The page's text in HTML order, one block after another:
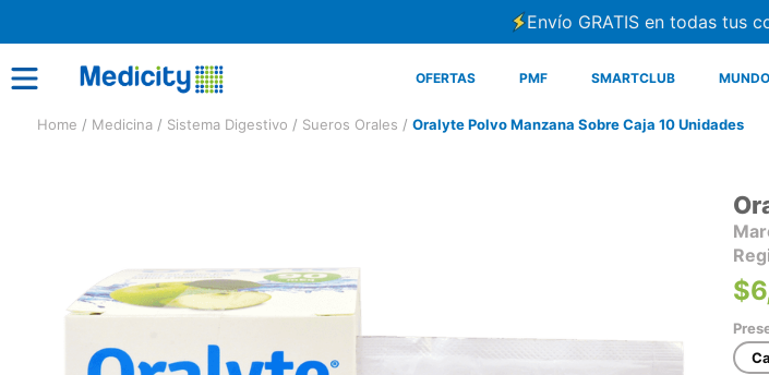
Envío GRATIS en todas tus
OFERTAS PMF SMARTCLUB
Medicina Sistema Digestivo Sueros Orales Oralyte Polvo Manzana Sobre Caja 10 Unidades
$6